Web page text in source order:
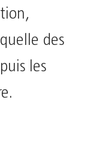
des
les